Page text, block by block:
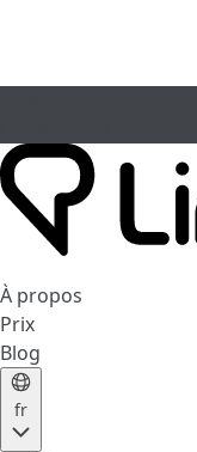
À propos
Prix
Blog
fr